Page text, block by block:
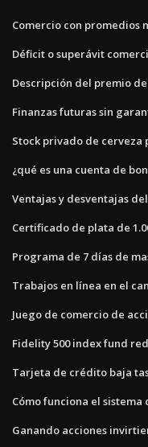
Comercio con promedios
Déficit o superávit
Descripción del premio
Finanzas futuras sin
Stock privado de cerveza
¿qué es una cuenta de
Ventajas y desventajas
Certificado de plata de
Programa de 7 días de
Trabajos en línea en el
Juego de comercio de
Fidelity 500 index fund
Tarjeta de crédito baja
Cómo funciona el
Ganando acciones